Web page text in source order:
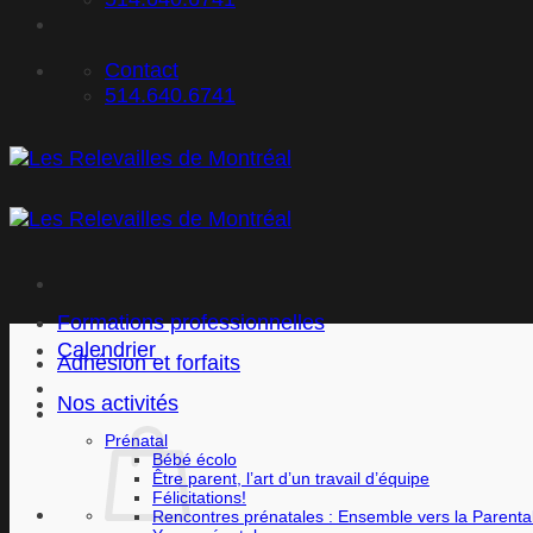
Contact
514.640.6741
Formations professionnelles
Adhésion et forfaits
Calendrier
Nos activités
Prénatal
Bébé écolo
Être parent, l’art d’un travail d’équipe
Félicitations!
Rencontres prénatales : Ensemble vers la